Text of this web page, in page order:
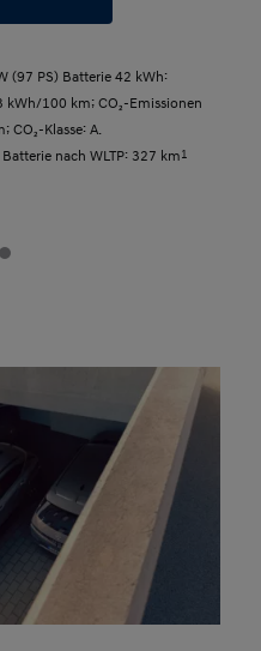
(97 PS) Batterie 42 kWh:
100 km; CO₂-Emissionen
CO₂-Klasse: A.
nach WLTP: 327 km1